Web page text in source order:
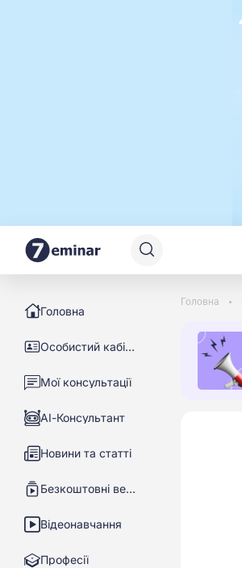
Головна
Особистий кабінет
Мої консультації
АІ-Консультант
Новини та статті
Безкоштовні вебінари
Відеонавчання
Професії
Головна